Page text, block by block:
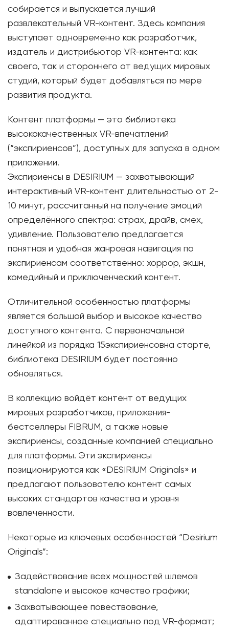
собирается и выпускается лучший
развлекательный VR-контент. Здесь компания
выступает одновременно как разработчик,
издатель и дистрибьютор VR-контента: как
своего, так и стороннего от ведущих мировых
студий, который будет добавляться по мере
развития продукта.
Контент платформы — это библиотека
высококачественных VR-впечатлений
(“экспириенсов”), доступных для запуска в одном
приложении.
Экспириенсы в DESIRIUM — захватывающий
интерактивный VR-контент длительностью от 2-
10 минут, рассчитанный на получение эмоций
определённого спектра: страх, драйв, смех,
удивление. Пользователю предлагается
понятная и удобная жанровая навигация по
экспириенсам соответственно: хоррор, экшн,
комедийный и приключенческий контент.
Отличительной особенностью платформы
является большой выбор и высокое качество
доступного контента. С первоначальной
линейкой из порядка 15экспириенсовна старте,
библиотека DESIRIUM будет постоянно
обновляться.
В коллекцию войдёт контент от ведущих
мировых разработчиков, приложения-
бестселлеры FIBRUM, а также новые
экспириенсы, созданные компанией специально
для платформы. Эти экспириенсы
позиционируются как «DESIRIUM Originals» и
предлагают пользователю контент самых
высоких стандартов качества и уровня
вовлеченности.
Некоторые из ключевых особенностей “Desirium
Originals”:
Задействование всех мощностей шлемов
standalone и высокое качество графики;
Захватывающее повествование,
адаптированное специально под VR-формат;